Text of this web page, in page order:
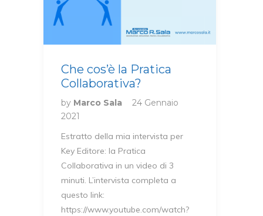
Che cos’è la Pratica
Collaborativa?
by Marco Sala
24 Gennaio
2021
Estratto della mia intervista per
Key Editore: la Pratica
Collaborativa in un video di 3
minuti. L’intervista completa a
questo link:
https://www.youtube.com/watch?